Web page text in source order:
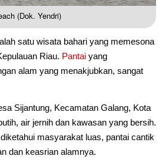
(Dok. Yendri)
satu wisata bahari yang memesona
Riau. Pantai yang
alam yang menakjubkan, sangat
Sijantung, Kecamatan Galang, Kota
air jernih dan kawasan yang bersih.
masyarakat luas, pantai cantik
dan keasrian alamnya.